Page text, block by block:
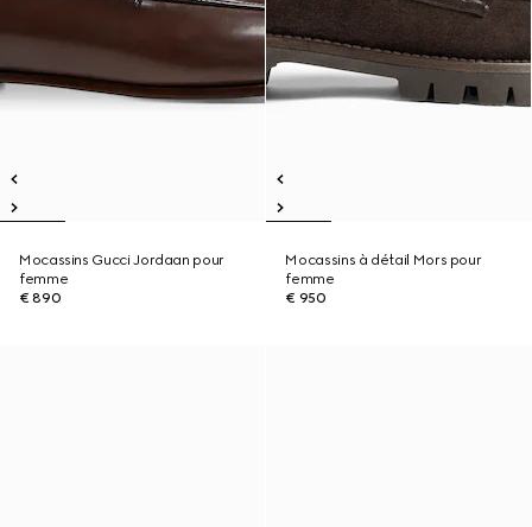
Mocassins Gucci Jordaan pour
femme
€ 890
Mocassins à détail Mors pour
femme
€ 950